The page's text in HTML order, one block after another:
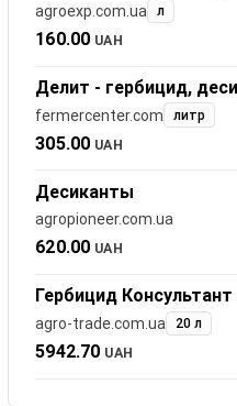
agroexp.com.ua л
160.00 UAH
Делит - гербицид,
fermercenter.com литр
305.00 UAH
Десиканты
agropioneer.com.ua
620.00 UAH
Гербицид Консультант
agro-trade.com.ua 20 л
5942.70 UAH